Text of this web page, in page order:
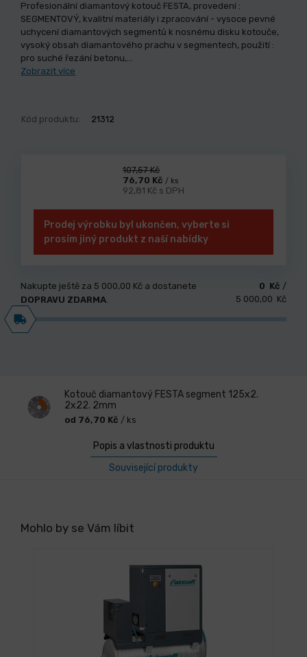
Profesionální diamantový kotouč FESTA, provedení :
SEGMENTOVÝ, kvalitní materiály i zpracování - vysoce pevné
uchycení diamantových segmentů k nosnému disku kotouče,
vysoký obsah diamantového prachu v segmentech, použití :
pro suché řezání betonu,…
Zobrazit více
Kód produktu: 21312
107,57 Kč
76,70 Kč / ks
92,81 Kč s DPH
Prodej výrobku byl ukončen, vyberte si
prosím jiný produkt z naší nabídky
Nakupte ještě za 5 000,00 Kč a dostanete
DOPRAVU ZDARMA.
0 Kč /
5 000,00 Kč
Kotouč diamantový FESTA segment 125x2.
2x22. 2mm
od 76,70 Kč / ks
Popis a vlastnosti produktu
Související produkty
Mohlo by se Vám líbit